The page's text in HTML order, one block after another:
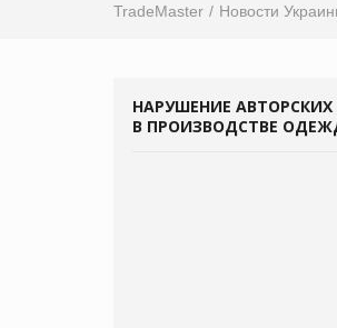
TradeMaster Новости
НАРУШЕНИЕ
В ПРОИЗВОДСТВЕ